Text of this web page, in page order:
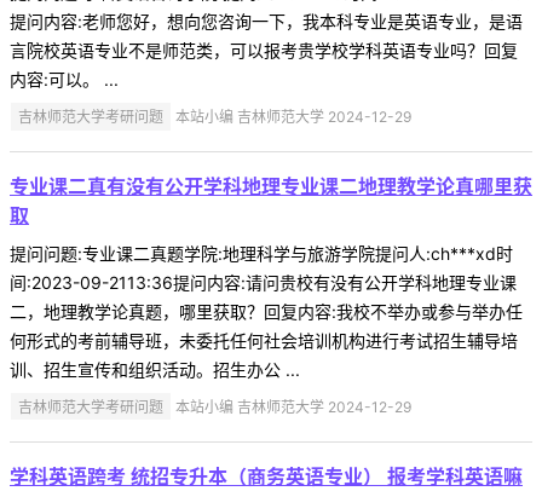
提问内容:老师您好，想向您咨询一下，我本科专业是英语专业，是语
言院校英语专业不是师范类，可以报考贵学校学科英语专业吗？回复
内容:可以。 ...
吉林师范大学考研问题 本站小编 吉林师范大学 2024-12-29
专业课二真有没有公开学科地理专业课二地理教学论真哪里获
取
提问问题:专业课二真题学院:地理科学与旅游学院提问人:ch***xd时
间:2023-09-2113:36提问内容:请问贵校有没有公开学科地理专业课
二，地理教学论真题，哪里获取？回复内容:我校不举办或参与举办任
何形式的考前辅导班，未委托任何社会培训机构进行考试招生辅导培
训、招生宣传和组织活动。招生办公 ...
吉林师范大学考研问题 本站小编 吉林师范大学 2024-12-29
学科英语跨考 统招专升本（商务英语专业） 报考学科英语嘛